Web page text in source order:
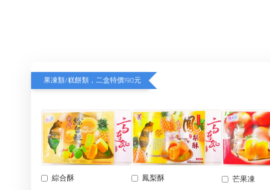
果凍類/糕餅類，二盒特價190元
綜合酥
鳳梨酥
芒果凍